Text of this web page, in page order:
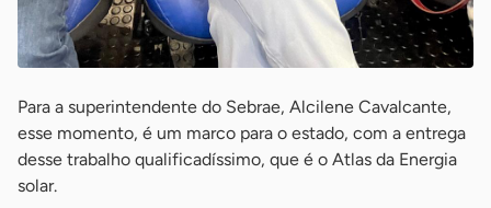
Para a superintendente do Sebrae, Alcilene Cavalcante,
esse momento, é um marco para o estado, com a entrega
desse trabalho qualificadíssimo, que é o Atlas da Energia
solar.